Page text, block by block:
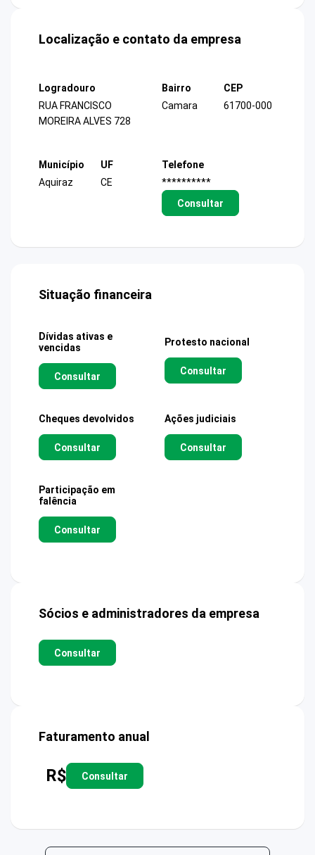
Localização e contato da empresa
Logradouro
RUA FRANCISCO
MOREIRA ALVES 728
Bairro
Camara
CEP
61700-000
Município
Aquiraz
UF
CE
Telefone
**********
Consultar
Situação financeira
Dívidas ativas e
vencidas
Consultar
Protesto nacional
Consultar
Cheques devolvidos
Consultar
Ações judiciais
Consultar
Participação em
falência
Consultar
Sócios e administradores da empresa
Consultar
Faturamento anual
R$ Consultar